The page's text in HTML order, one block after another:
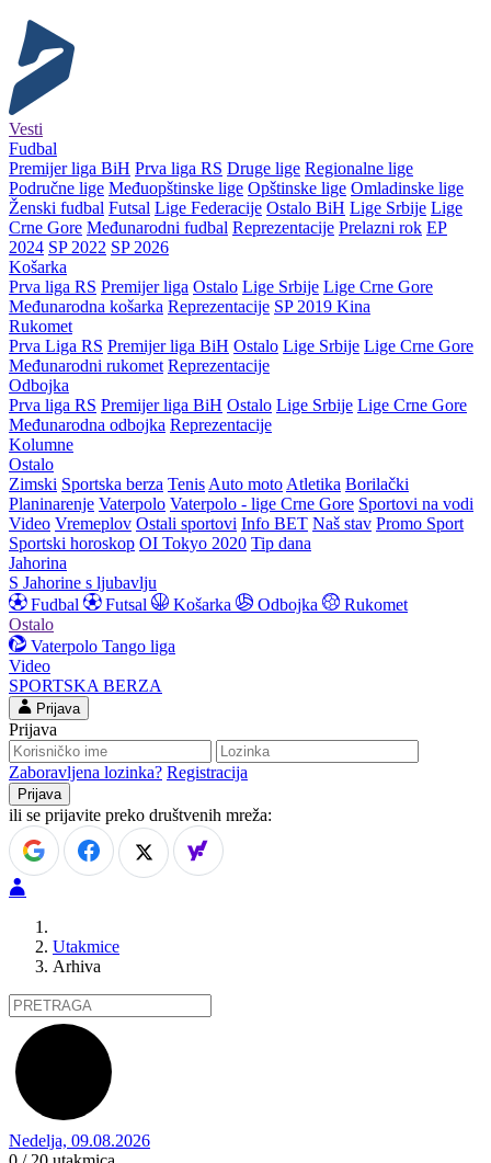
Vesti
Fudbal
Premijer liga BiH Prva liga RS Druge lige Regionalne lige
Područne lige Međuopštinske lige Opštinske lige Omladinske lige
Ženski fudbal Futsal Lige Federacije Ostalo BiH Lige Srbije Lige
Crne Gore Međunarodni fudbal Reprezentacije Prelazni rok EP
2024 SP 2022 SP 2026
Košarka
Prva liga RS Premijer liga Ostalo Lige Srbije Lige Crne Gore
Međunarodna košarka Reprezentacije SP 2019 Kina
Rukomet
Prva Liga RS Premijer liga BiH Ostalo Lige Srbije Lige Crne Gore
Međunarodni rukomet Reprezentacije
Odbojka
Prva liga RS Premijer liga BiH Ostalo Lige Srbije Lige Crne Gore
Međunarodna odbojka Reprezentacije
Kolumne
Ostalo
Zimski Sportska berza Tenis Auto moto Atletika Borilački
Planinarenje Vaterpolo Vaterpolo - lige Crne Gore Sportovi na vodi
Video Vremeplov Ostali sportovi Info BET Naš stav Promo Sport
Sportski horoskop OI Tokyo 2020 Tip dana
Jahorina
S Jahorine s ljubavlju
Fudbal
Futsal Košarka Odbojka
Rukomet
Ostalo
Vaterpolo Tango liga
Video
SPORTSKA BERZA
Prijava
Prijava
Zaboravljena lozinka? Registracija
ili se prijavite preko društvenih mreža:
Utakmice
Arhiva
Nedelja, 09.08.2026